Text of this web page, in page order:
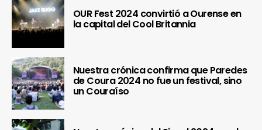
OUR Fest 2024 convirtió a Ourense en
la capital del Cool Britannia
Nuestra crónica confirma que Paredes
de Coura 2024 no fue un festival, sino
un Couraíso